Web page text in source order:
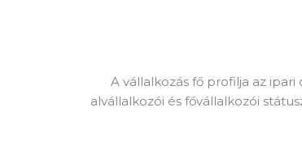
A vállalkozás fő profilja az
alvállalkozói és fővállalkozói